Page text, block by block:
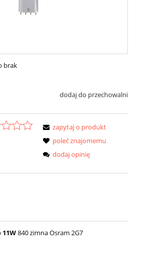
brak
dodaj do przechowalni
zapytaj o produkt
poleć znajomemu
dodaj opinię
11W840 zimna Osram 2G7